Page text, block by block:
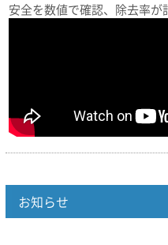
安全を数値で確認、除去率が
お知らせ